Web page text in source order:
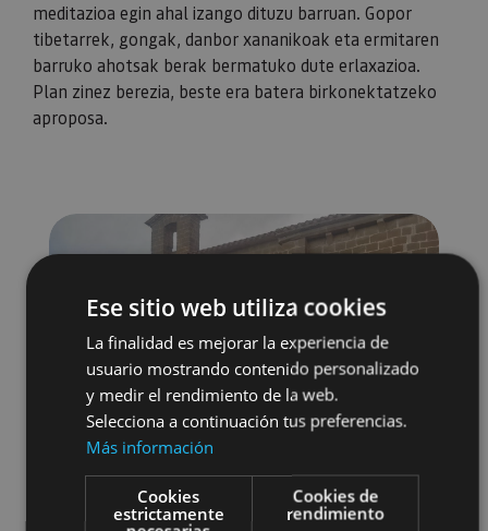
meditazioa egin ahal izango dituzu barruan. Gopor
tibetarrek, gongak, danbor xananikoak eta ermitaren
barruko ahotsak berak bermatuko dute erlaxazioa.
Plan zinez berezia, beste era batera birkonektatzeko
aproposa.
Ese sitio web utiliza cookies
La finalidad es mejorar la experiencia de
usuario mostrando contenido personalizado
y medir el rendimiento de la web.
Selecciona a continuación tus preferencias.
Más información
Cookies
estrictamente
Cookies de
rendimiento